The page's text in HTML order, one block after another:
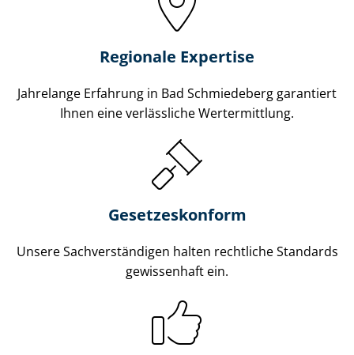
Regionale Expertise
Jahrelange Erfahrung in Bad Schmiedeberg garantiert
Ihnen eine verlässliche Wertermittlung.
Gesetzes­konform
Unsere Sach­ver­stän­di­gen halten rechtliche Standards
gewissenhaft ein.